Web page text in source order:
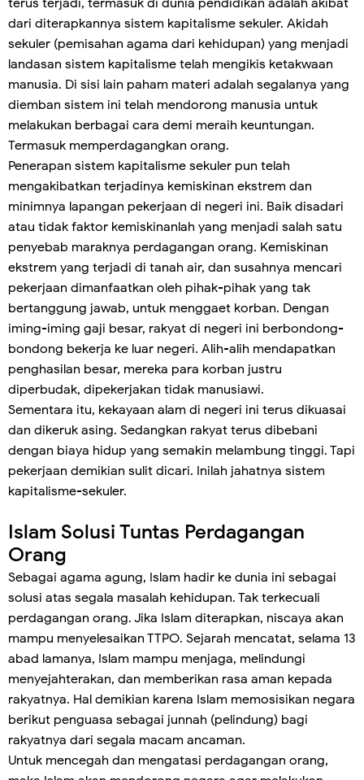
terus terjadi, termasuk di dunia pendidikan adalah akibat
dari diterapkannya sistem kapitalisme sekuler. Akidah
sekuler (pemisahan agama dari kehidupan) yang menjadi
landasan sistem kapitalisme telah mengikis ketakwaan
manusia. Di sisi lain paham materi adalah segalanya yang
diemban sistem ini telah mendorong manusia untuk
melakukan berbagai cara demi meraih keuntungan.
Termasuk memperdagangkan orang.
Penerapan sistem kapitalisme sekuler pun telah
mengakibatkan terjadinya kemiskinan ekstrem dan
minimnya lapangan pekerjaan di negeri ini. Baik disadari
atau tidak faktor kemiskinanlah yang menjadi salah satu
penyebab maraknya perdagangan orang. Kemiskinan
ekstrem yang terjadi di tanah air, dan susahnya mencari
pekerjaan dimanfaatkan oleh pihak-pihak yang tak
bertanggung jawab, untuk menggaet korban. Dengan
iming-iming gaji besar, rakyat di negeri ini berbondong-
bondong bekerja ke luar negeri. Alih-alih mendapatkan
penghasilan besar, mereka para korban justru
diperbudak, dipekerjakan tidak manusiawi.
Sementara itu, kekayaan alam di negeri ini terus dikuasai
dan dikeruk asing. Sedangkan rakyat terus dibebani
dengan biaya hidup yang semakin melambung tinggi. Tapi
pekerjaan demikian sulit dicari. Inilah jahatnya sistem
kapitalisme-sekuler.
Islam Solusi Tuntas Perdagangan
Orang
Sebagai agama agung, Islam hadir ke dunia ini sebagai
solusi atas segala masalah kehidupan. Tak terkecuali
perdagangan orang. Jika Islam diterapkan, niscaya akan
mampu menyelesaikan TTPO. Sejarah mencatat, selama 13
abad lamanya, Islam mampu menjaga, melindungi
menyejahterakan, dan memberikan rasa aman kepada
rakyatnya. Hal demikian karena Islam memosisikan negara
berikut penguasa sebagai junnah (pelindung) bagi
rakyatnya dari segala macam ancaman.
Untuk mencegah dan mengatasi perdagangan orang,